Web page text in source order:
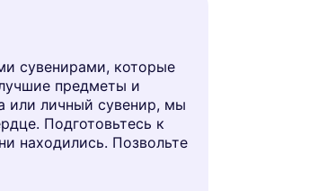
сувенирами, которые
предметы и
или личный сувенир, мы
Подготовьтесь к
находились. Позвольте